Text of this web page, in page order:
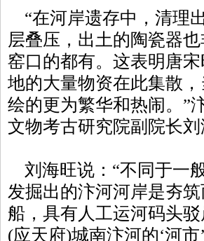
“在河岸遗存中，清理
层叠压，出土的陶瓷器
窑口的都有。这表明唐
地的大量物资在此集散
绘的更为繁华和热闹。”
文物考古研究院副院长刘
刘海旺说：“不同于一
发掘出的汴河河岸是夯
船，具有人工运河码头
(应天府)城南汴河的‘河